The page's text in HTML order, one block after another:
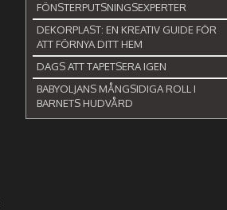
FÖNSTERPUTSNINGSEXPERTER
DEKORPLAST: EN KREATIV GUIDE FÖR
ATT FÖRNYA DITT HEM
DAGS ATT TAPETSERA IGEN
BABYOLJANS MÅNGSIDIGA ROLL I
BARNETS HUDVÅRD